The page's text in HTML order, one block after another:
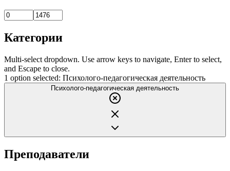
Категории
Multi-select dropdown. Use arrow keys to navigate, Enter to select,
and Escape to close.
1 option selected: Психолого-педагогическая деятельность
Психолого-педагогическая деятельность
Преподаватели